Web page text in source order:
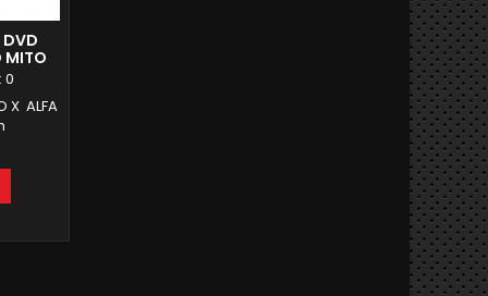
DVD
MITO
0
X ALFA
AUTO
e aux